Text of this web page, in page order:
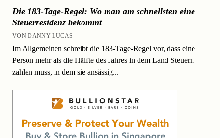
Die 183-Tage-Regel: Wo man am schnellsten eine
Steuerresidenz bekommt
VON DANNY LUCAS
Im Allgemeinen schreibt die 183-Tage-Regel vor, dass eine
Person mehr als die Hälfte des Jahres in dem Land Steuern
zahlen muss, in dem sie ansässig...